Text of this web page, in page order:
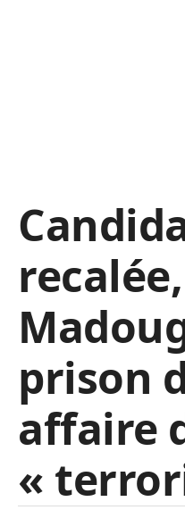
prison
affaire
«